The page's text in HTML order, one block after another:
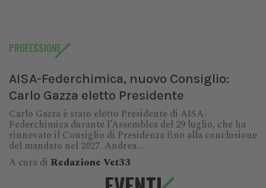
PROFESSIONE
AISA-Federchimica, nuovo Consiglio:
Carlo Gazza eletto Presidente
Carlo Gazza è stato eletto Presidente di AISA-
Federchimica durante l’Assemblea del 29 luglio, che ha
rinnovato il Consiglio di Presidenza fino alla conclusione
del mandato nel 2027. Andrea...
A cura di Redazione Vet33